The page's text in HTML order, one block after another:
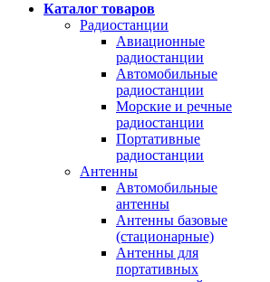
Каталог товаров
Радиостанции
Авиационные
радиостанции
Автомобильные
радиостанции
Морские и речные
радиостанции
Портативные
радиостанции
Антенны
Автомобильные
антенны
Антенны базовые
(стационарные)
Антенны для
портативных